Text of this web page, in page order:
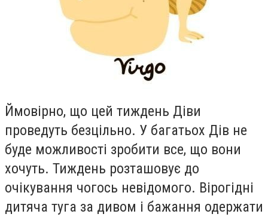
Ймовiрно, що цей тиждень Дiви
проведуть безцiльно. У багатьох Дiв не
буде можливостi зробити все, що вони
хочуть. Тиждень розташовує до
очiкування чогось невiдомого. Вiрогiднi
дитяча туга за дивом i бажання одержати